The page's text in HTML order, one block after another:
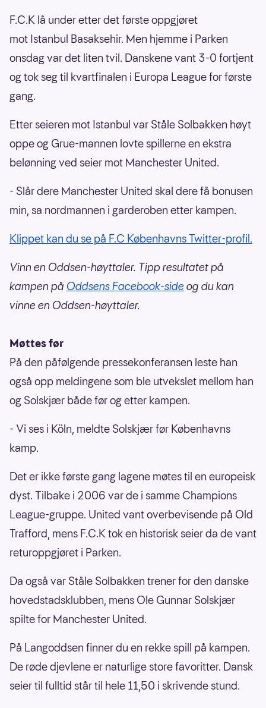
F.C.K lå under etter det første oppgjøret
mot Istanbul Basaksehir. Men hjemme i Parken
onsdag var det liten tvil. Danskene vant 3-0 fortjent
og tok seg til kvartfinalen i Europa League for første
gang.
Etter seieren mot Istanbul var Ståle Solbakken høyt
oppe og Grue-mannen lovte spillerne en ekstra
belønning ved seier mot Manchester United.
- Slår dere Manchester United skal dere få bonusen
min, sa nordmannen i garderoben etter kampen.
Klippet kan du se på F.C Københavns Twitter-profil.
Vinn en Oddsen-høyttaler. Tipp resultatet på
kampen på Oddsens Facebook-side og du kan
vinne en Oddsen-høyttaler.
Møttes før
På den påfølgende pressekonferansen leste han
også opp meldingene som ble utvekslet mellom han
og Solskjær både før og etter kampen.
- Vi ses i Köln, meldte Solskjær før Københavns
kamp.
Det er ikke første gang lagene møtes til en europeisk
dyst. Tilbake i 2006 var de i samme Champions
League-gruppe. United vant overbevisende på Old
Trafford, mens F.C.K tok en historisk seier da de vant
returoppgjøret i Parken.
Da også var Ståle Solbakken trener for den danske
hovedstadsklubben, mens Ole Gunnar Solskjær
spilte for Manchester United.
På Langoddsen finner du en rekke spill på kampen.
De røde djevlene er naturlige store favoritter. Dansk
seier til fulltid står til hele 11,50 i skrivende stund.